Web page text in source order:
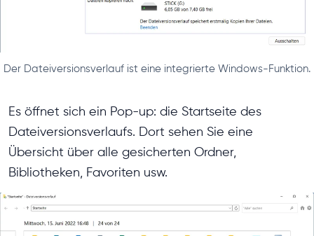
Der Dateiversionsverlauf ist eine integrierte Windows-Funktion.
Es öffnet sich ein Pop-up: die Startseite des
Dateiversionsverlaufs. Dort sehen Sie eine
Übersicht über alle gesicherten Ordner,
Bibliotheken, Favoriten usw.